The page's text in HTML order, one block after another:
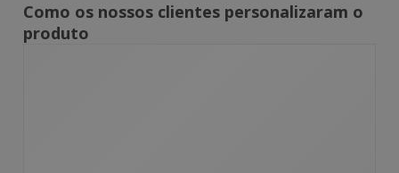
Como os nossos clientes personalizaram o
produto